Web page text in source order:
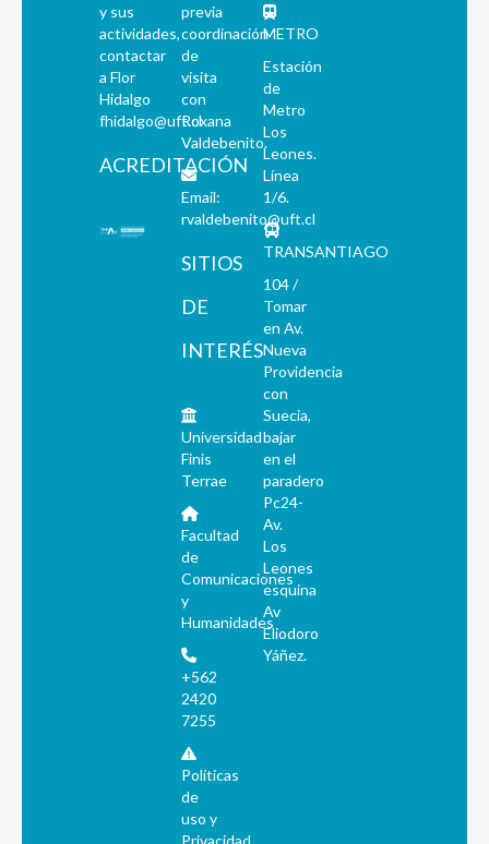
y sus
actividades,
contactar
a Flor
Hidalgo
fhidalgo@uft.cl
ACREDITACIÓN
previa
coordinación
de
visita
con
Roxana
Valdebenito.
Email:
rvaldebenito@uft.cl
SITIOS
DE
INTERÉS
Universidad
Finis
Terrae
Facultad
de
Comunicaciones
y
Humanidades
+562
2420
7255
Políticas
de
uso y
Privacidad
METRO
Estación
de
Metro
Los
Leones.
Línea
1/6.
TRANSANTIAGO
104 /
Tomar
en Av.
Nueva
Providencia
con
Suecia,
bajar
en el
paradero
Pc24-
Av.
Los
Leones
esquina
Av
Eliodoro
Yáñez.